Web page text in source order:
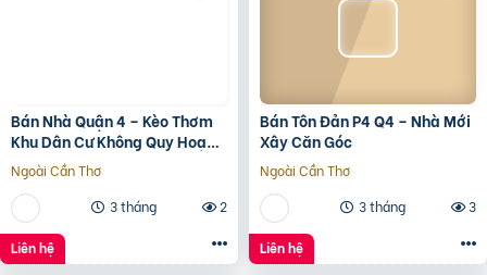
Bán Nhà Quận 4 – Kèo Thơm
Khu Dân Cư Không Quy Hoạch
Cách Mặt Tiền Xóm Chiếu
30M
Ngoài Cần Thơ
3 tháng
2
Liên hệ
Bán Tôn Đản P4 Q4 – Nhà Mới
Xây Căn Góc
Ngoài Cần Thơ
3 tháng
3
Liên hệ